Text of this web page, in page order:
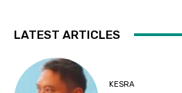
LATEST ARTICLES
KESRA